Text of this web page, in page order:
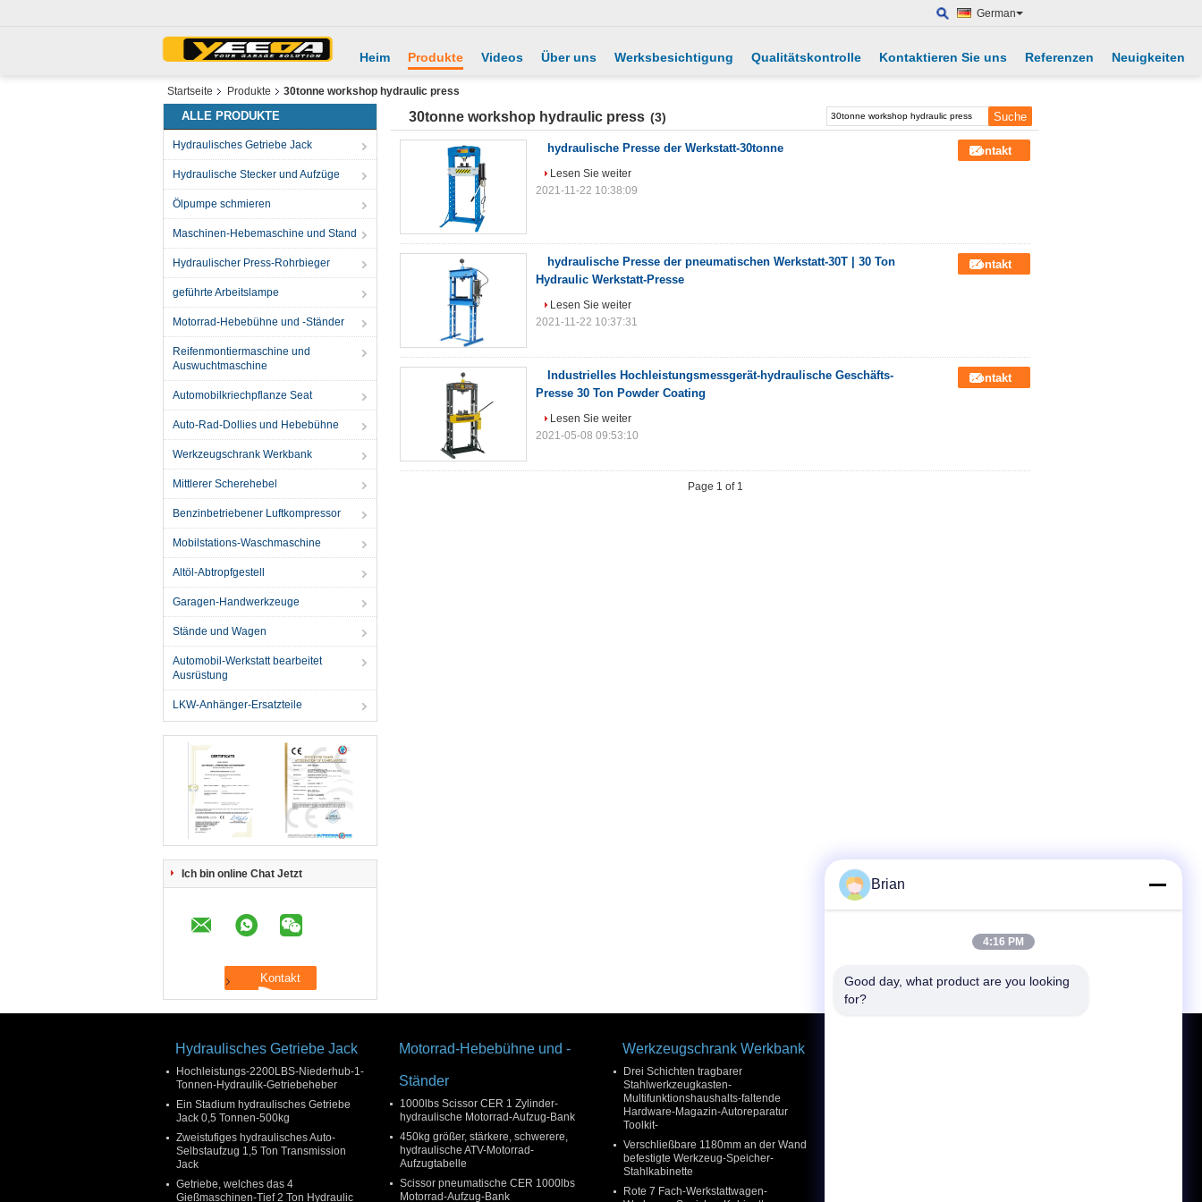
German
Heim Produkte Videos Über uns Werksbesichtigung Qualitätskontrolle Kontaktieren Sie uns Referenzen Neuigkeiten
Startseite Produkte 30tonne workshop hydraulic press
ALLE PRODUKTE
Hydraulisches Getriebe Jack
Hydraulische Stecker und Aufzüge
Ölpumpe schmieren
Maschinen-Hebemaschine und Stand
Hydraulischer Press-Rohrbieger
geführte Arbeitslampe
Motorrad-Hebebühne und -Ständer
Reifenmontiermaschine und
Auswuchtmaschine
Automobilkriechpflanze Seat
Auto-Rad-Dollies und Hebebühne
Werkzeugschrank Werkbank
Mittlerer Scherehebel
Benzinbetriebener Luftkompressor
Mobilstations-Waschmaschine
Altöl-Abtropfgestell
Garagen-Handwerkzeuge
Stände und Wagen
Automobil-Werkstatt bearbeitet
Ausrüstung
LKW-Anhänger-Ersatzteile
Ich bin online Chat Jetzt
30tonne workshop hydraulic press (3)
hydraulische Presse der Werkstatt-30tonne Kontakt
Lesen Sie weiter
2021-11-22 10:38:09
hydraulische Presse der pneumatischen Werkstatt-30T | 30 Ton
Hydraulic Werkstatt-Presse
Kontakt
Lesen Sie weiter
2021-11-22 10:37:31
Industrielles Hochleistungsmessgerät-hydraulische Geschäfts-
Presse 30 Ton Powder Coating
Kontakt
Lesen Sie weiter
2021-05-08 09:53:10
Page 1 of 1
Hydraulisches Getriebe Jack
Hochleistungs-2200LBS-Niederhub-1-
Tonnen-Hydraulik-Getriebeheber
Ein Stadium hydraulisches Getriebe
Jack 0,5 Tonnen-500kg
Zweistufiges hydraulisches Auto-
Selbstaufzug 1,5 Ton Transmission
Jack
Getriebe, welches das 4
Gießmaschinen-Tief 2 Ton Hydraulic
Motorrad-Hebebühne und -
Ständer
1000lbs Scissor CER 1 Zylinder-
hydraulische Motorrad-Aufzug-Bank
450kg größer, stärkere, schwerere,
hydraulische ATV-Motorrad-
Aufzugtabelle
Scissor pneumatische CER 1000lbs
Motorrad-Aufzug-Bank
Werkzeugschrank Werkbank
Drei Schichten tragbarer
Stahlwerkzeugkasten-
Multifunktionshaushalts-faltende
Hardware-Magazin-Autoreparatur
Toolkit-
Verschließbare 1180mm an der Wand
befestigte Werkzeug-Speicher-
Stahlkabinette
Rote 7 Fach-Werkstattwagen-
Brian
4:16 PM
Good day, what product are you looking
for?